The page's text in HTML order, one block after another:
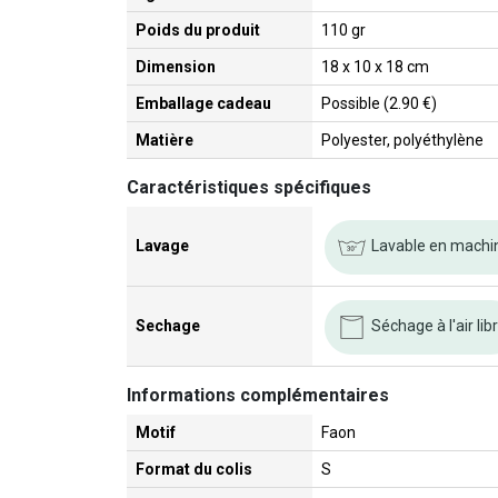
Poids du produit 110 gr
Dimension 18 x 10 x 18 cm
Emballage cadeau Possible (2.90 €)
Matière Polyester, polyéthylène
Caractéristiques spécifiques
Lavage Lavable en
Sechage Séchage à l'air
Informations complémentaires
Motif Faon
Format du colis S